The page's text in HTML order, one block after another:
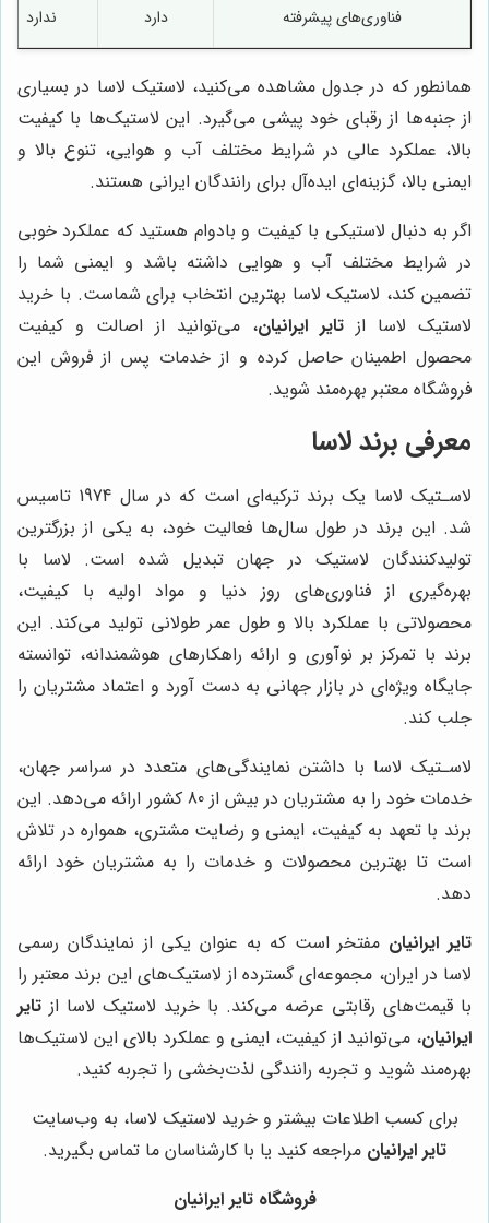
فناوری‌های پیشرفته دارد ندارد
همانطور که در جدول مشاهده می‌کنید، لاستیک لاسا در بسیاری
از جنبه‌ها از رقبای خود پیشی می‌گیرد. این لاستیک‌ها با کیفیت
بالا، عملکرد عالی در شرایط مختلف آب و هوایی، تنوع بالا و
ایمنی بالا، گزینه‌ای ایده‌آل برای رانندگان ایرانی هستند.
اگر به دنبال لاستیکی با کیفیت و بادوام هستید که عملکرد خوبی
در شرایط مختلف آب و هوایی داشته باشد و ایمنی شما را
تضمین کند، لاستیک لاسا بهترین انتخاب برای شماست. با خرید
لاستیک لاسا از تایر ایرانیان، می‌توانید از اصالت و کیفیت
محصول اطمینان حاصل کرده و از خدمات پس از فروش این
فروشگاه معتبر بهره‌مند شوید.
معرفی برند لاسا
لاسـتیک لاسا یک برند ترکیه‌ای است که در سال 1974 تاسیس
شد. این برند در طول سال‌ها فعالیت خود، به یکی از بزرگترین
تولیدکنندگان لاستیک در جهان تبدیل شده است. لاسا با
بهره‌گیری از فناوری‌های روز دنیا و مواد اولیه با کیفیت،
محصولاتی با عملکرد بالا و طول عمر طولانی تولید می‌کند. این
برند با تمرکز بر نوآوری و ارائه راهکارهای هوشمندانه، توانسته
جایگاه ویژه‌ای در بازار جهانی به دست آورد و اعتماد مشتریان را
جلب کند.
لاسـتیک لاسا با داشتن نمایندگی‌های متعدد در سراسر جهان،
خدمات خود را به مشتریان در بیش از 80 کشور ارائه می‌دهد. این
برند با تعهد به کیفیت، ایمنی و رضایت مشتری، همواره در تلاش
است تا بهترین محصولات و خدمات را به مشتریان خود ارائه
دهد.
تایر ایرانیان مفتخر است که به عنوان یکی از نمایندگان رسمی
لاسا در ایران، مجموعه‌ای گسترده از لاستیک‌های این برند معتبر را
با قیمت‌های رقابتی عرضه می‌کند. با خرید لاستیک لاسا از تایر
ایرانیان، می‌توانید از کیفیت، ایمنی و عملکرد بالای این لاستیک‌ها
بهره‌مند شوید و تجربه رانندگی لذت‌بخشی را تجربه کنید.
برای کسب اطلاعات بیشتر و خرید لاستیک لاسا، به وب‌سایت
تایر ایرانیان مراجعه کنید یا با کارشناسان ما تماس بگیرید.
فروشگاه تایر ایرانیان